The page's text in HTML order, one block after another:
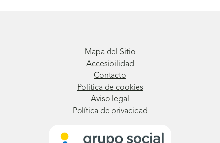
Mapa del Sitio
Accesibilidad
Contacto
Política de cookies
Aviso legal
Política de privacidad